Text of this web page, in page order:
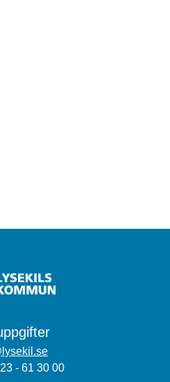
- 61 30 00